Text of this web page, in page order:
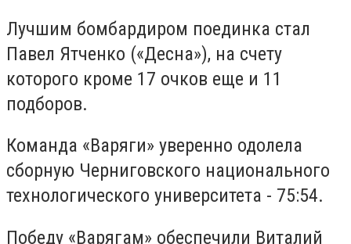
Лучшим бомбардиром поединка стал
Павел Ятченко («Десна»), на счету
которого кроме 17 очков еще и 11
подборов.
Команда «Варяги» уверенно одолела
сборную Черниговского национального
технологического университета - 75:54.
Победу «Варягам» обеспечили Виталий